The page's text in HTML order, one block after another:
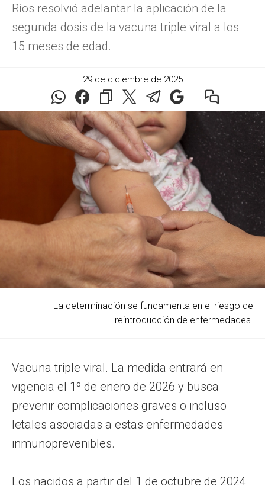
Ríos resolvió adelantar la aplicación de la
segunda dosis de la vacuna triple viral a los
15 meses de edad.
29 de diciembre de 2025
La determinación se fundamenta en el riesgo de
reintroducción de enfermedades.
Vacuna triple viral. La medida entrará en
vigencia el 1º de enero de 2026 y busca
prevenir complicaciones graves o incluso
letales asociadas a estas enfermedades
inmunoprevenibles.
Los nacidos a partir del 1 de octubre de 2024